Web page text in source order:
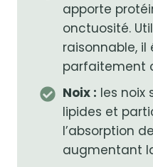
apporte
onctuosité.
raisonnable, il
parfaitement
Noix : les noix
lipides et
l’absorption
augmentant